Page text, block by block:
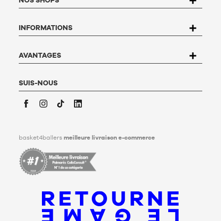
rectification, d’opposition et de suppression des données qui
Basket4Ballers, 104 rue de Hochfelden, 67200 Strasbourg ou
compléter le formulaire «Contacter le Service client». Pour en
Basket4Ballers informe l’utilisateur qu’il peut définir, de son
vivant, des directives relatives à la conservation, à
personnelles après son décès. Pour en savoir plus,
INFORMATIONS
AVANTAGES
SUIS-NOUS
basket4ballers meilleure livraison e-commerce